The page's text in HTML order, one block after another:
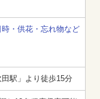
・供花・忘れ物など
駅」より徒歩15分